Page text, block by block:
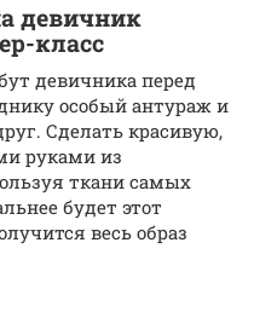
девичник
класс
девичника перед
особый антураж и
Сделать красивую,
руками из
ткани самых
будет этот
весь образ